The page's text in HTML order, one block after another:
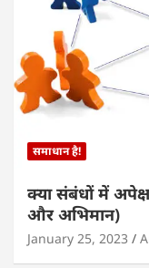
समाधान है!
क्या संबंधों में
और अभिमान)
January 25, 2023